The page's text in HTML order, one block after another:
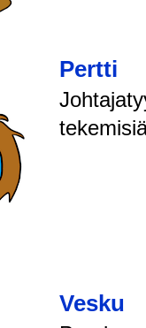
Pertti
Vesku